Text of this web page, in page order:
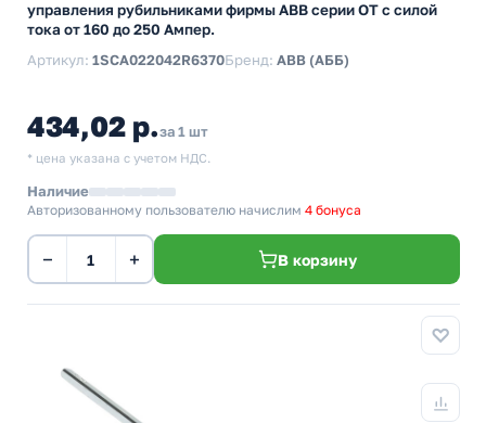
управления рубильниками фирмы АВВ серии ОТ с силой
тока от 160 до 250 Ампер.
Артикул: 1SCA022042R6370Бренд: ABB (АББ)
434,02 р.за 1 шт
* цена указана с учетом НДС.
Наличие
Авторизованному пользователю начислим 4 бонуса
− + В корзину